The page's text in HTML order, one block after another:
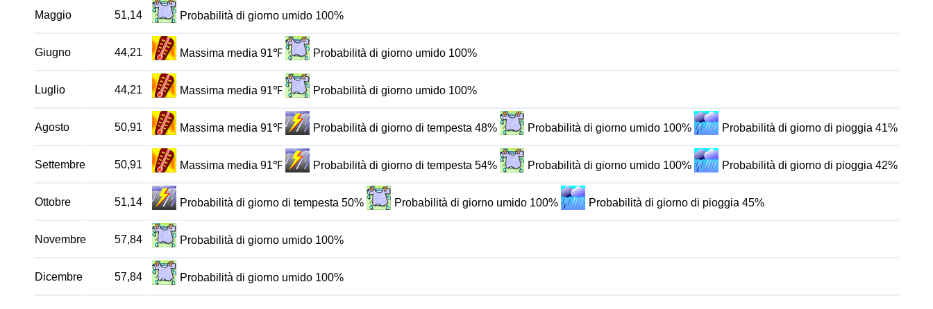
Maggio 51,14 Probabilità di giorno umido 100%
Giugno 44,21 Massima media 91℉ Probabilità di giorno umido 100%
Luglio 44,21 Massima media 91℉ Probabilità di giorno umido 100%
Agosto 50,91 Massima media 91℉ Probabilità di giorno di tempesta 48% Probabilità di giorno umido 100% Probabilità di giorno di pioggia 41%
Settembre 50,91 Massima media 91℉ Probabilità di giorno di tempesta 54% Probabilità di giorno umido 100% Probabilità di giorno di pioggia 42%
Ottobre 51,14 Probabilità di giorno di tempesta 50% Probabilità di giorno umido 100% Probabilità di giorno di pioggia 45%
Novembre 57,84 Probabilità di giorno umido 100%
Dicembre 57,84 Probabilità di giorno umido 100%